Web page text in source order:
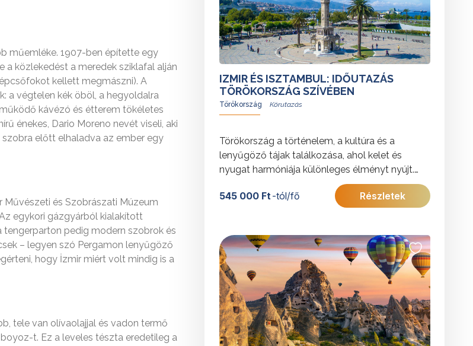
műemléke. 1907-ben építette egy
a közlekedést a meredek sziklafal alján
kellett megmászni). A
a végtelen kék öböl, a hegyoldalra
kávézó és étterem tökéletes
énekes, Dario Moreno nevét viseli, aki
előtt elhaladva az ember egy
Művészeti és Szobrászati Múzeum
egykori gázgyárból kialakított
tengerparton pedig modern szobrok és
– legyen szó Pergamon lenyűgöző
hogy İzmir miért volt mindig is a
tele van olívaolajjal és vadon termő
t. Ez a leveles tészta eredetileg a
IZMIR ÉS ISZTAMBUL: IDŐUTAZÁS
TÖRÖKORSZÁG SZÍVÉBEN
Törökország
Törökország a történelem, a kultúra és a
lenyűgöző tájak találkozása, ahol kelet és
nyugat harmóniája különleges élményt nyújt.
Az út során Izmir és Epheszosz ókori
emlékeitől egészen Isztambul világvárosi
További érdekességekért Törökországról
kattintson ide.
545 000 Ft-tól/fő Részletek